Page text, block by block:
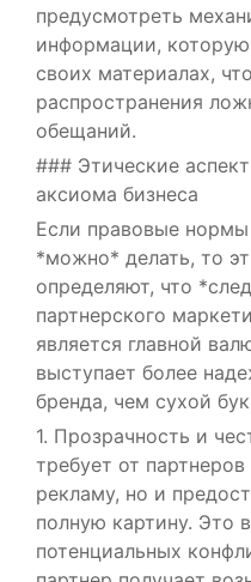
предусмотреть
информации,
своих материалах,
распространения
обещаний.
### Этические
аксиома бизнеса
Если правовые
*можно* делать, то
определяют, что
партнерского
является главной
выступает более
бренда, чем сухой
1. Прозрачность и
требует от
рекламу, но и
полную картину. Это
потенциальных